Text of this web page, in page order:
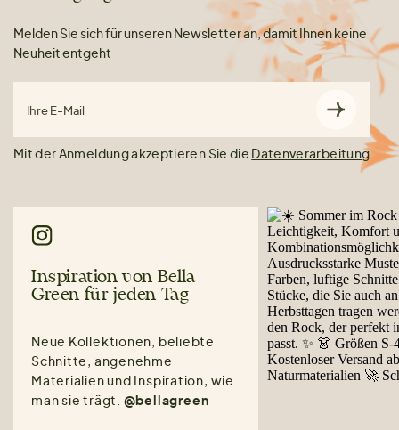
Melden Sie sich für unseren Newsletter an, damit Ihnen keine
Neuheit entgeht
Ihre E-Mail
Mit der Anmeldung akzeptieren Sie die Datenverarbeitung.
Inspiration von Bella
Green für jeden Tag
Neue Kollektionen, beliebte
Schnitte, angenehme
Materialien und Inspiration, wie
man sie trägt. @bellagreen